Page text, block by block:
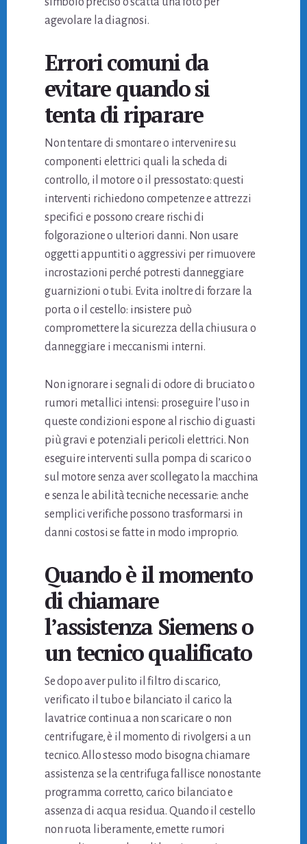
agevolare la diagnosi.
Errori comuni da
evitare quando si
tenta di riparare
Non tentare di smontare o intervenire su
componenti elettrici quali la scheda di
controllo, il motore o il pressostato: questi
interventi richiedono competenze e attrezzi
specifici e possono creare rischi di
folgorazione o ulteriori danni. Non usare
oggetti appuntiti o aggressivi per rimuovere
incrostazioni perché potresti danneggiare
guarnizioni o tubi. Evita inoltre di forzare la
porta o il cestello: insistere può
compromettere la sicurezza della chiusura o
danneggiare i meccanismi interni.
Non ignorare i segnali di odore di bruciato o
rumori metallici intensi: proseguire l’uso in
queste condizioni espone al rischio di guasti
più gravi e potenziali pericoli elettrici. Non
eseguire interventi sulla pompa di scarico o
sul motore senza aver scollegato la macchina
e senza le abilità tecniche necessarie: anche
semplici verifiche possono trasformarsi in
danni costosi se fatte in modo improprio.
Quando è il momento
di chiamare
l’assistenza Siemens o
un tecnico qualificato
Se dopo aver pulito il filtro di scarico,
verificato il tubo e bilanciato il carico la
lavatrice continua a non scaricare o non
centrifugare, è il momento di rivolgersi a un
tecnico. Allo stesso modo bisogna chiamare
assistenza se la centrifuga fallisce nonostante
programma corretto, carico bilanciato e
assenza di acqua residua. Quando il cestello
non ruota liberamente, emette rumori